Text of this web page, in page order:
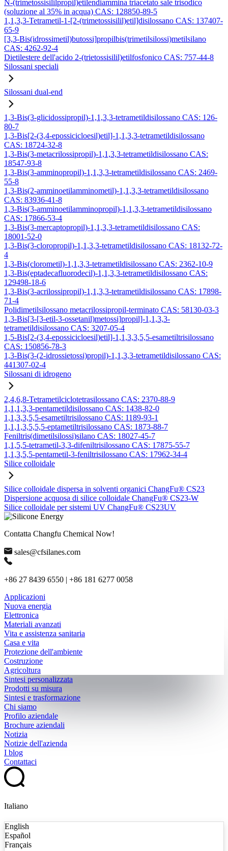
N-(trimetossisililpropil)etilendiammina triacetato sale trisodico
(soluzione al 35% in acqua) CAS: 128850-89-5
1,1,3,3-Tetrametil-1-[2-(trimetossisilil)etil]disilossano CAS: 137407-
65-9
[3,3-Bis(idrossimetil)butossi]propilbis(trimetilsilossi)metilsilano
CAS: 4262-92-4
Dietilestere dell'acido 2-(trietossisilil)etilfosfonico CAS: 757-44-8
Silossani speciali
Silossani dual-end
1,3-Bis(3-glicidossipropil)-1,1,3,3-tetrametildisilossano CAS: 126-
80-7
1,3-Bis[2-(3,4-epossicicloesil)etil]-1,1,3,3-tetrametildisilossano
CAS: 18724-32-8
1,3-Bis(3-metacrilossipropil)-1,1,3,3-tetrametildisilossano CAS:
18547-93-8
1,3-Bis(3-amminopropil)-1,1,3,3-tetrametildisilossano CAS: 2469-
55-8
1,3-Bis(2-amminoetilamminometil)-1,1,3,3-tetrametildisilossano
CAS: 83936-41-8
1,3-Bis(3-amminoetilamminopropil)-1,1,3,3-tetrametildisilossano
CAS: 17866-53-4
1,3-Bis(3-mercaptopropil)-1,1,3,3-tetrametildisilossano CAS:
18001-52-0
1,3-Bis(3-cloropropil)-1,1,3,3-tetrametildisilossano CAS: 18132-72-
4
1,3-Bis(clorometil)-1,1,3,3-tetrametildisilossano CAS: 2362-10-9
1,3-Bis(eptadecafluorodecil)-1,1,3,3-tetrametildisilossano CAS:
129498-18-6
1,3-Bis(3-acrilossipropil)-1,1,3,3-tetrametildisilossano CAS: 17898-
71-4
Polidimetilsilossano metacrilossipropil-terminato CAS: 58130-03-3
1,3-Bis[3-[3-etil-3-ossetanil)metossi]propil]-1,1,3,3-
tetrametildisilossano CAS: 3207-05-4
1,5-Bis[2-(3,4-epossicicloesil)etil]-1,1,3,3,5,5-esametiltrisilossano
CAS: 150856-78-3
1,3-Bis(3-(2-idrossietossi)propil)-1,1,3,3-tetrametildisilossano CAS:
441307-02-4
Silossani di idrogeno
2,4,6,8-Tetrametilciclotetrasilossano CAS: 2370-88-9
1,1,1,3,3-pentametildisilossano CAS: 1438-82-0
1,1,3,3,5,5-esametiltrisilossano CAS: 1189-93-1
1,1,1,3,5,5,5-eptametiltrisilossano CAS: 1873-88-7
Feniltris(dimetilsilossi)silano CAS: 18027-45-7
1,1,5,5-tetrametil-3,3-difeniltrisilossano CAS: 17875-55-7
1,1,3,5,5-pentametil-3-feniltrisilossano CAS: 17962-34-4
Silice colloidale
Silice colloidale dispersa in solventi organici ChangFu® CS23
Dispersione acquosa di silice colloidale ChangFu® CS23-W
Silice colloidale per sistemi UV ChangFu® CS23UV
Contatta Changfu Chemical Now!
sales@cfsilanes.com
+86 27 8439 6550 | +86 181 6277 0058
Applicazioni
Nuova energia
Elettronica
Materiali avanzati
Vita e assistenza sanitaria
Casa e vita
Protezione dell'ambiente
Costruzione
Agricoltura
Sintesi personalizzata
Prodotti su misura
Sintesi e trasformazione
Chi siamo
Profilo aziendale
Brochure aziendali
Notizia
Notizie dell'azienda
I blog
Contattaci
Italiano
English
Español
Français